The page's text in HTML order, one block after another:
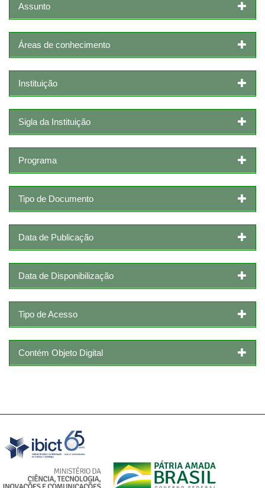
Assunto
Áreas de conhecimento
Instituição
Sigla da Instituição
Programa
Tipo de Documento
Data de Publicação
Data de Disponibilização
Tipo de Acesso
Contém Objeto Digital